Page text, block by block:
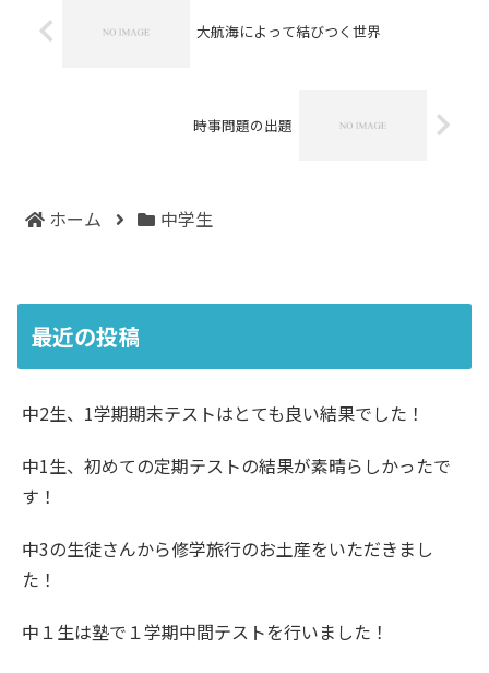
大航海によって結びつく世界
時事問題の出題
ホーム 中学生
最近の投稿
中2生、1学期期末テストはとても良い結果でした！
中1生、初めての定期テストの結果が素晴らしかったで
す！
中3の生徒さんから修学旅行のお土産をいただきまし
た！
中１生は塾で１学期中間テストを行いました！